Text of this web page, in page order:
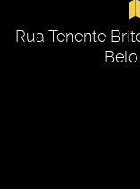
Rua Tenente